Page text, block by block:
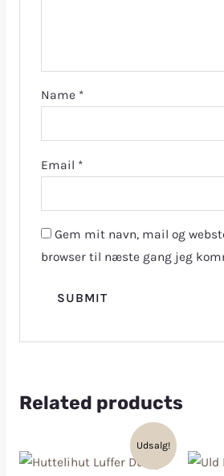
Name *
Email *
Gem mit navn, mail og
browser til næste gang jeg
Related products
Udsalg!